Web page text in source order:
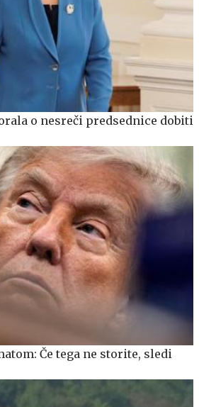
o nesreči predsednice dobiti
Če tega ne storite, sledi